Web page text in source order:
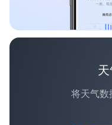
将天气数